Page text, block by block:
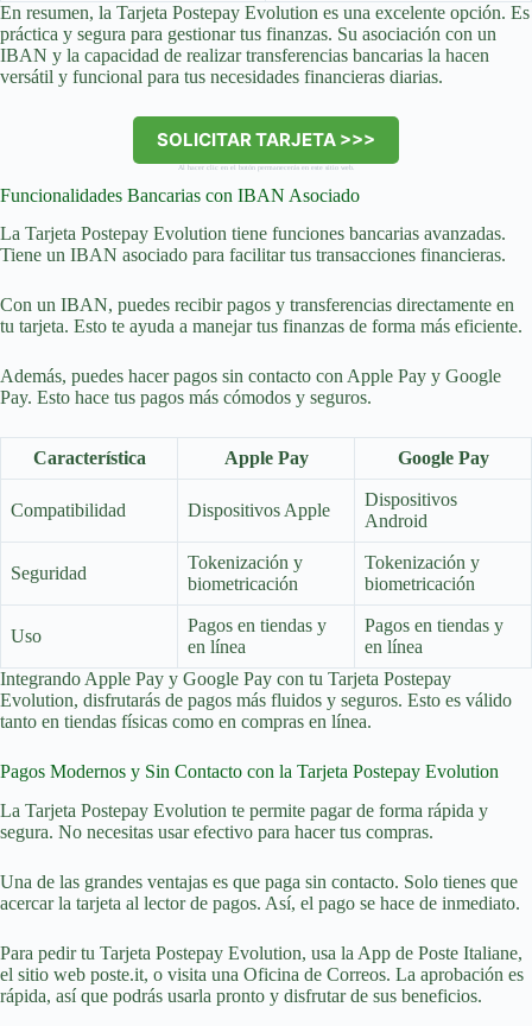
En resumen, la Tarjeta Postepay Evolution es una excelente opción. Es
práctica y segura para gestionar tus finanzas. Su asociación con un
IBAN y la capacidad de realizar transferencias bancarias la hacen
versátil y funcional para tus necesidades financieras diarias.
SOLICITAR TARJETA >>>
Al hacer clic en el botón permanecerás en este sitio web.
Funcionalidades Bancarias con IBAN Asociado
La Tarjeta Postepay Evolution tiene funciones bancarias avanzadas.
Tiene un IBAN asociado para facilitar tus transacciones financieras.
Con un IBAN, puedes recibir pagos y transferencias directamente en
tu tarjeta. Esto te ayuda a manejar tus finanzas de forma más eficiente.
Además, puedes hacer pagos sin contacto con Apple Pay y Google
Pay. Esto hace tus pagos más cómodos y seguros.
Característica Apple Pay Google Pay
Compatibilidad Dispositivos Apple
Dispositivos
Android
Seguridad
Tokenización y
biometricación
Tokenización y
biometricación
Uso
Pagos en tiendas y
en línea
Pagos en tiendas y
en línea
Integrando Apple Pay y Google Pay con tu Tarjeta Postepay
Evolution, disfrutarás de pagos más fluidos y seguros. Esto es válido
tanto en tiendas físicas como en compras en línea.
Pagos Modernos y Sin Contacto con la Tarjeta Postepay Evolution
La Tarjeta Postepay Evolution te permite pagar de forma rápida y
segura. No necesitas usar efectivo para hacer tus compras.
Una de las grandes ventajas es que paga sin contacto. Solo tienes que
acercar la tarjeta al lector de pagos. Así, el pago se hace de inmediato.
Para pedir tu Tarjeta Postepay Evolution, usa la App de Poste Italiane,
el sitio web poste.it, o visita una Oficina de Correos. La aprobación es
rápida, así que podrás usarla pronto y disfrutar de sus beneficios.